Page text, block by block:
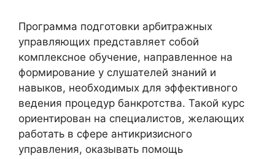
Программа подготовки арбитражных
управляющих представляет собой
комплексное обучение, направленное на
формирование у слушателей знаний и
навыков, необходимых для эффективного
ведения процедур банкротства. Такой курс
ориентирован на специалистов, желающих
работать в сфере антикризисного
управления, оказывать помощь